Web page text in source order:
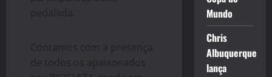
pedalada.
Contamos com a presença
de todos os apaixonados
Mundo
Chris
Albuquerque
lança